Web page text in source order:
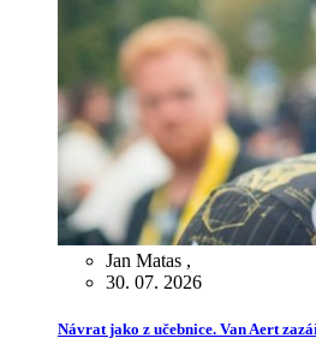
Jan Matas ,
30. 07. 2026
Návrat jako z učebnice. Van Aert